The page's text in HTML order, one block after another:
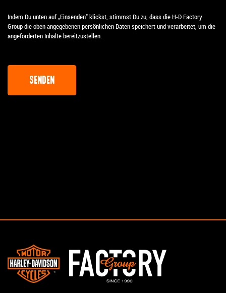
Indem Du unten auf „Einsenden“ klickst, stimmst Du zu, dass die H-D Factory
Group die oben angegebenen persönlichen Daten speichert und verarbeitet, um die
angeforderten Inhalte bereitzustellen.